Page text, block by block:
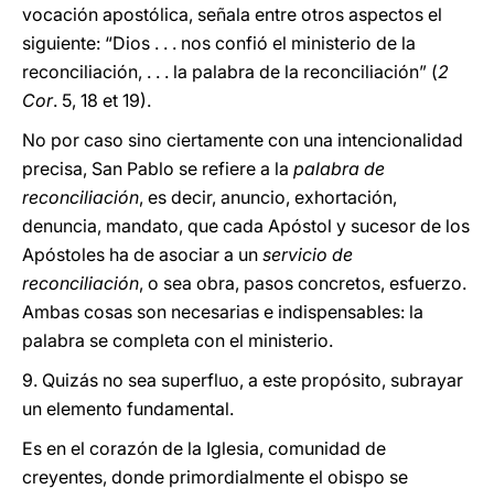
vocación apostólica, señala entre otros aspectos el
siguiente: “Dios . . . nos confió el ministerio de la
reconciliación, . . . la palabra de la reconciliación” (2
Cor. 5, 18 et 19).
No por caso sino ciertamente con una intencionalidad
precisa, San Pablo se refiere a la palabra de
reconciliación, es decir, anuncio, exhortación,
denuncia, mandato, que cada Apóstol y sucesor de los
Apóstoles ha de asociar a un servicio de
reconciliación, o sea obra, pasos concretos, esfuerzo.
Ambas cosas son necesarias e indispensables: la
palabra se completa con el ministerio.
9. Quizás no sea superfluo, a este propósito, subrayar
un elemento fundamental.
Es en el corazón de la Iglesia, comunidad de
creyentes, donde primordialmente el obispo se